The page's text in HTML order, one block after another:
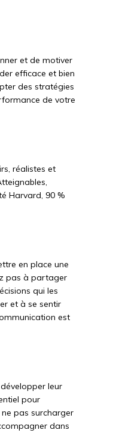
et de motiver
efficace et bien
des stratégies
de votre
réalistes et
Harvard, 90 %
en place une
pas à partager
qui les
et à se sentir
est
leur
pour
pas surcharger
dans